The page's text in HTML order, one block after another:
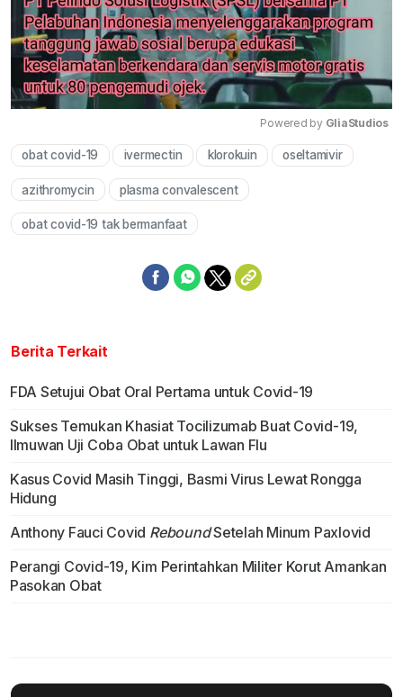
Mute
Powered by GliaStudios
obat covid-19 ivermectin klorokuin oseltamivir
azithromycin plasma convalescent
obat covid-19 tak bermanfaat
Berita Terkait
FDA Setujui Obat Oral Pertama untuk Covid-19
Sukses Temukan Khasiat Tocilizumab Buat Covid-19,
Ilmuwan Uji Coba Obat untuk Lawan Flu
Kasus Covid Masih Tinggi, Basmi Virus Lewat Rongga
Hidung
Anthony Fauci Covid ReboundSetelah Minum Paxlovid
Perangi Covid-19, Kim Perintahkan Militer Korut Amankan
Pasokan Obat